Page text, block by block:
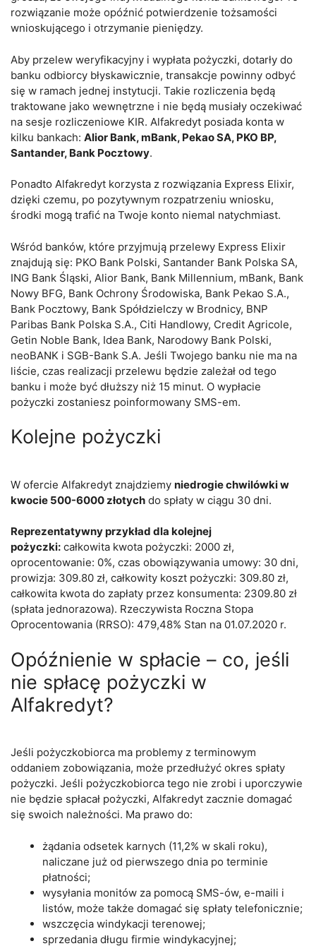
rozwiązanie może opóźnić potwierdzenie tożsamości
wnioskującego i otrzymanie pieniędzy.
Aby przelew weryfikacyjny i wypłata pożyczki, dotarły do
banku odbiorcy błyskawicznie, transakcje powinny odbyć
się w ramach jednej instytucji. Takie rozliczenia będą
traktowane jako wewnętrzne i nie będą musiały oczekiwać
na sesje rozliczeniowe KIR. Alfakredyt posiada konta w
kilku bankach: Alior Bank, mBank, Pekao SA, PKO BP,
Santander, Bank Pocztowy.
Ponadto Alfakredyt korzysta z rozwiązania Express Elixir,
dzięki czemu, po pozytywnym rozpatrzeniu wniosku,
środki mogą trafić na Twoje konto niemal natychmiast.
Wśród banków, które przyjmują przelewy Express Elixir
znajdują się: PKO Bank Polski, Santander Bank Polska SA,
ING Bank Śląski, Alior Bank, Bank Millennium, mBank, Bank
Nowy BFG, Bank Ochrony Środowiska, Bank Pekao S.A.,
Bank Pocztowy, Bank Spółdzielczy w Brodnicy, BNP
Paribas Bank Polska S.A., Citi Handlowy, Credit Agricole,
Getin Noble Bank, Idea Bank, Narodowy Bank Polski,
neoBANK i SGB-Bank S.A. Jeśli Twojego banku nie ma na
liście, czas realizacji przelewu będzie zależał od tego
banku i może być dłuższy niż 15 minut. O wypłacie
pożyczki zostaniesz poinformowany SMS-em.
Kolejne pożyczki
W ofercie Alfakredyt znajdziemy niedrogie chwilówki w
kwocie 500-6000 złotych do spłaty w ciągu 30 dni.
Reprezentatywny przykład dla kolejnej
pożyczki: całkowita kwota pożyczki: 2000 zł,
oprocentowanie: 0%, czas obowiązywania umowy: 30 dni,
prowizja: 309.80 zł, całkowity koszt pożyczki: 309.80 zł,
całkowita kwota do zapłaty przez konsumenta: 2309.80 zł
(spłata jednorazowa). Rzeczywista Roczna Stopa
Oprocentowania (RRSO): 479,48% Stan na 01.07.2020 r.
Opóźnienie w spłacie – co, jeśli
nie spłacę pożyczki w
Alfakredyt?
Jeśli pożyczkobiorca ma problemy z terminowym
oddaniem zobowiązania, może przedłużyć okres spłaty
pożyczki. Jeśli pożyczkobiorca tego nie zrobi i uporczywie
nie będzie spłacał pożyczki, Alfakredyt zacznie domagać
się swoich należności. Ma prawo do:
żądania odsetek karnych (11,2% w skali roku),
naliczane już od pierwszego dnia po terminie
płatności;
wysyłania monitów za pomocą SMS-ów, e-maili i
listów, może także domagać się spłaty telefonicznie;
wszczęcia windykacji terenowej;
sprzedania długu firmie windykacyjnej;